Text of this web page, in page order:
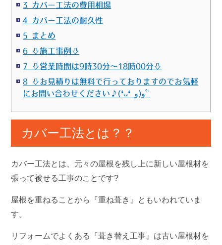
3 カバー工法の費用相場
4 カバー工法の耐久性
5 まとめ
6 ⇩施工事例⇩
7 ⇩営業時間は9時30分～18時00分⇩
8 ⇩お見積りは無料で行っておりますのでお気軽
にお問い合わせください♪(❛ᴗ❛ و(و˚˙
カバー工法とは？？
カバー工法とは、元々の屋根を残し上に新しい屋根材を
張って被せる工事のことです?
屋根を重ねることから『重ね葺き』ともいわれていま
す。
リフォームでよくある『葺き替え工事』は古い屋根材を